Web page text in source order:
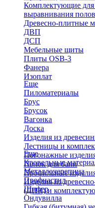
Комплектующие для
выравнивания полов
Древесно-плитные
ДВП
ДСП
Мебельные щиты
Плиты OSB-3
Фанера
Изоплат
Еще
Пиломатериалы
Брус
Брусок
Вагонка
Доска
Изделия из
Лестницы и
Погонажные
Полок для бани
Профильные
Изделия из
(ДПК) и
Еще
Кровельные
Металлочерепица
Профнастил
Шифер
Ондувилла